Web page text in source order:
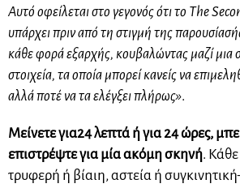
Αυτό οφείλεται στο γεγονός ότι το The
υπάρχει πριν από τη στιγμή της
κάθε φορά εξαρχής, κουβαλώντας μαζί μια
στοιχεία, τα οποία μπορεί κανείς να
αλλά ποτέ να τα ελέγξει πλήρως».
Μείνετε για24 λεπτά ή για 24 ώρες,
επιστρέψτε για μία ακόμη σκηνή.
τρυφερή ή βίαιη, αστεία ή